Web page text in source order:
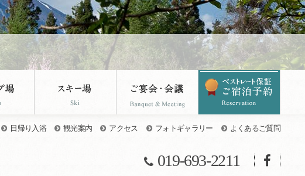
日帰り入浴 観光案内 アクセス フォトギャラリー よくあるご質問
019-693-2211